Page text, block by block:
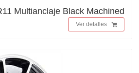
Multianclaje Black Machined
Ver detalles